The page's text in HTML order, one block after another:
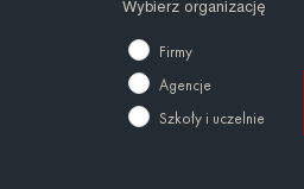
Wybierz organizację
Firmy
Agencje
Szkoły i uczelnie